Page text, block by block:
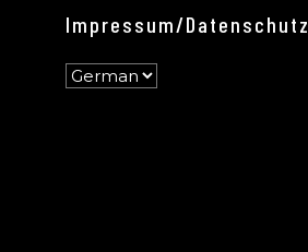
Impressum/Datenschutz